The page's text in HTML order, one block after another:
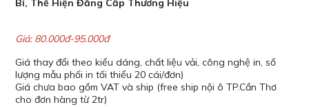
Bỉ, Thể Hiện Đẳng Cấp Thương Hiệu
Giá: 80.000đ-95.000đ
Giá thay đổi theo kiểu dáng, chất liệu vải, công nghệ in, số
lượng mẫu phối in tối thiểu 20 cái/đơn)
Giá chưa bao gồm VAT và ship (free ship nội ô TP.Cần Thơ
cho đơn hàng từ 2tr)